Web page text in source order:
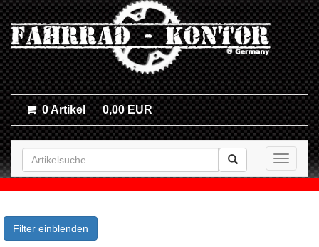
0 Artikel 0,00 EUR
Toggle
Filter einblenden